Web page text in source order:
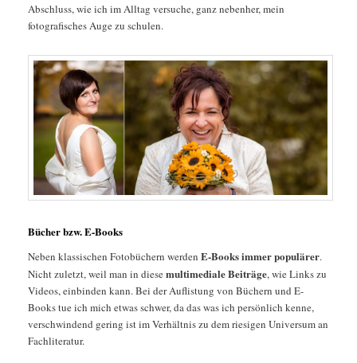
Abschluss, wie ich im Alltag versuche, ganz nebenher, mein
fotografisches Auge zu schulen.
Bücher bzw. E-Books
Neben klassischen Fotobüchern werden E-Books immer populärer.
Nicht zuletzt, weil man in diesemultimediale Beiträge, wie Links zu
Videos, einbinden kann. Bei der Auflistung von Büchern und E-
Books tue ich mich etwas schwer, da das was ich persönlich kenne,
verschwindend gering ist im Verhältnis zu dem riesigen Universum an
Fachliteratur.